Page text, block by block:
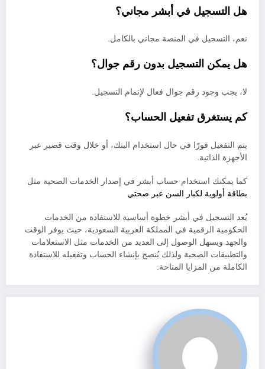
هل التسجيل في أبشر مجاني؟
نعم، التسجيل في المنصة مجاني بالكامل.
هل يمكن التسجيل بدون رقم جوال؟
لا، يجب وجود رقم جوال فعال لإتمام التسجيل.
كم يستغرق تفعيل الحساب؟
يتم التفعيل فورًا في حال استخدام البنك، أو خلال وقت قصير عبر
الأجهزة الذاتية.
كما يمكنك استخدام حساب أبشر في إصدار الخدمات الصحية مثل
بطاقة أولوية لكبار السن عبر صحتي
يُعد التسجيل في أبشر خطوة أساسية للاستفادة من الخدمات
الحكومية الرقمية في المملكة العربية السعودية، حيث يوفر الوقت
والجهد ويسهل الوصول إلى العديد من الخدمات مثل الاستعلامات
والتطبيقات الصحية ولذلك يُنصح بإنشاء الحساب وتفعيله للاستفادة
الكاملة من المزايا المتاحة.